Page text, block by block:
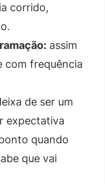
corrido,
assim
com frequência
de ser um
expectativa
quando
que vai